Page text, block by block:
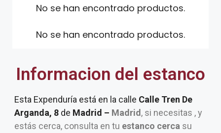
No se han encontrado productos.
No se han encontrado productos.
Informacion del estanco
Esta Expenduría está en la calle Calle Tren De
Arganda, 8 de Madrid – Madrid , si necesitas , y
estás cerca, consulta en tu estanco cerca su